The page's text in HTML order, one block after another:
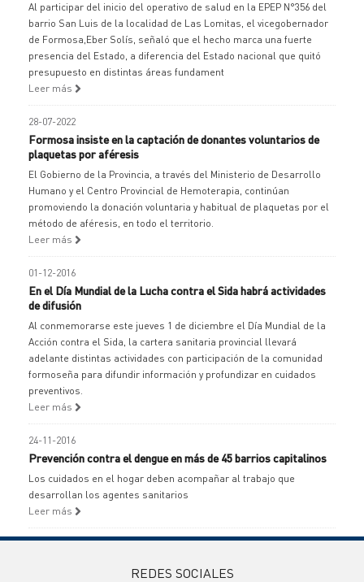
Al participar del inicio del operativo de salud en la EPEP N°356 del
barrio San Luis de la localidad de Las Lomitas, el vicegobernador
de Formosa,Eber Solís, señaló que el hecho marca una fuerte
presencia del Estado, a diferencia del Estado nacional que quitó
presupuesto en distintas áreas fundament
Leer más
28-07-2022
Formosa insiste en la captación de donantes voluntarios de
plaquetas por aféresis
El Gobierno de la Provincia, a través del Ministerio de Desarrollo
Humano y el Centro Provincial de Hemoterapia, continúan
promoviendo la donación voluntaria y habitual de plaquetas por el
método de aféresis, en todo el territorio.
Leer más
01-12-2016
En el Día Mundial de la Lucha contra el Sida habrá actividades
de difusión
Al conmemorarse este jueves 1 de diciembre el Día Mundial de la
Acción contra el Sida, la cartera sanitaria provincial llevará
adelante distintas actividades con participación de la comunidad
formoseña para difundir información y profundizar en cuidados
preventivos.
Leer más
24-11-2016
Prevención contra el dengue en más de 45 barrios capitalinos
Los cuidados en el hogar deben acompañar al trabajo que
desarrollan los agentes sanitarios
Leer más
REDES SOCIALES